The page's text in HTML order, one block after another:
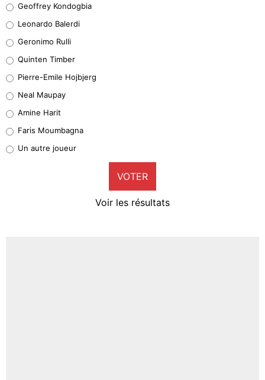
38%
32%
5%
1%
9%
Geoffrey Kondogbia
Leonardo Balerdi
Geronimo Rulli
Quinten Timber
Pierre-Emile Hojbjerg
Neal Maupay
Amine Harit
Faris Moumbagna
Un autre joueur
VOTER
Voir les résultats